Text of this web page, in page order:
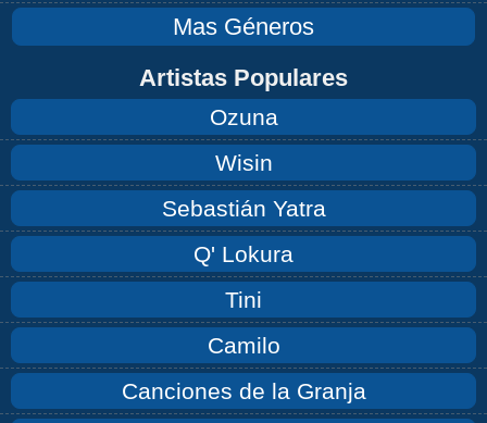
Mas Géneros
Artistas Populares
Ozuna
Wisin
Sebastián Yatra
Q' Lokura
Tini
Camilo
Canciones de la Granja